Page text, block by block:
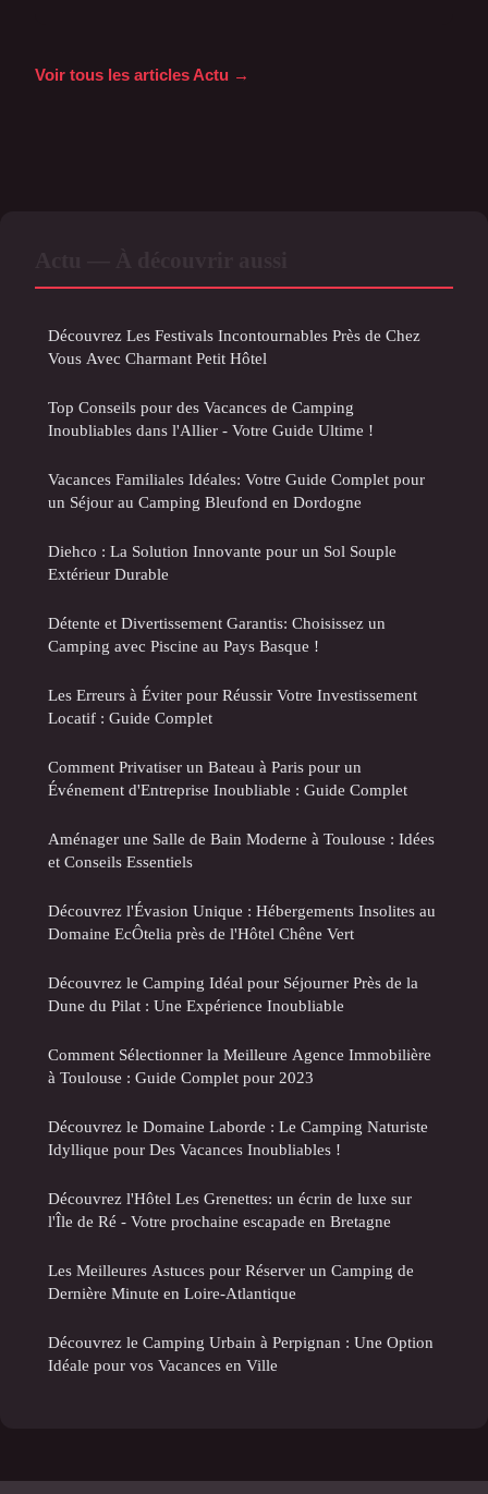
Voir tous les articles Actu →
Découvrez Les Festivals Incontournables Près de Chez
Vous Avec Charmant Petit Hôtel
Top Conseils pour des Vacances de Camping
Inoubliables dans l'Allier - Votre Guide Ultime !
Vacances Familiales Idéales: Votre Guide Complet pour
un Séjour au Camping Bleufond en Dordogne
Diehco : La Solution Innovante pour un Sol Souple
Extérieur Durable
Détente et Divertissement Garantis: Choisissez un
Camping avec Piscine au Pays Basque !
Les Erreurs à Éviter pour Réussir Votre Investissement
Locatif : Guide Complet
Comment Privatiser un Bateau à Paris pour un
Événement d'Entreprise Inoubliable : Guide Complet
Aménager une Salle de Bain Moderne à Toulouse : Idées
et Conseils Essentiels
Découvrez l'Évasion Unique : Hébergements Insolites au
Domaine EcÔtelia près de l'Hôtel Chêne Vert
Découvrez le Camping Idéal pour Séjourner Près de la
Dune du Pilat : Une Expérience Inoubliable
Comment Sélectionner la Meilleure Agence Immobilière
à Toulouse : Guide Complet pour 2023
Découvrez le Domaine Laborde : Le Camping Naturiste
Idyllique pour Des Vacances Inoubliables !
Découvrez l'Hôtel Les Grenettes: un écrin de luxe sur
l'Île de Ré - Votre prochaine escapade en Bretagne
Les Meilleures Astuces pour Réserver un Camping de
Dernière Minute en Loire-Atlantique
Découvrez le Camping Urbain à Perpignan : Une Option
Idéale pour vos Vacances en Ville